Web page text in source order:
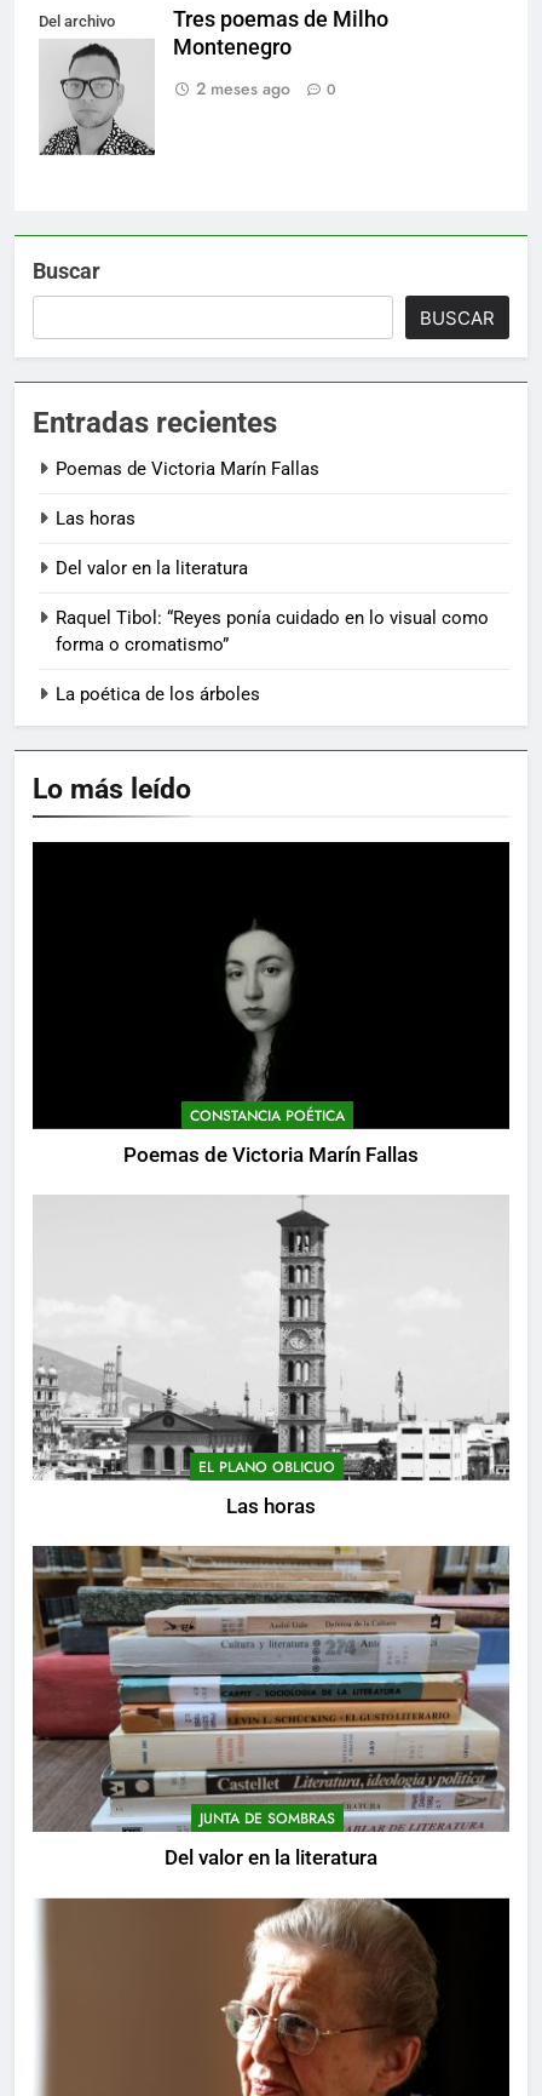
Del archivo
personal del
autor.
Tres poemas de Milho
Montenegro
2 meses ago
0
Buscar
BUSCAR
Entradas recientes
Poemas de Victoria Marín Fallas
Las horas
Del valor en la literatura
Raquel Tibol: “Reyes ponía cuidado en lo visual como
forma o cromatismo”
La poética de los árboles
Lo más leído
CONSTANCIA POÉTICA
Poemas de Victoria Marín Fallas
EL PLANO OBLICUO
Las horas
JUNTA DE SOMBRAS
Del valor en la literatura